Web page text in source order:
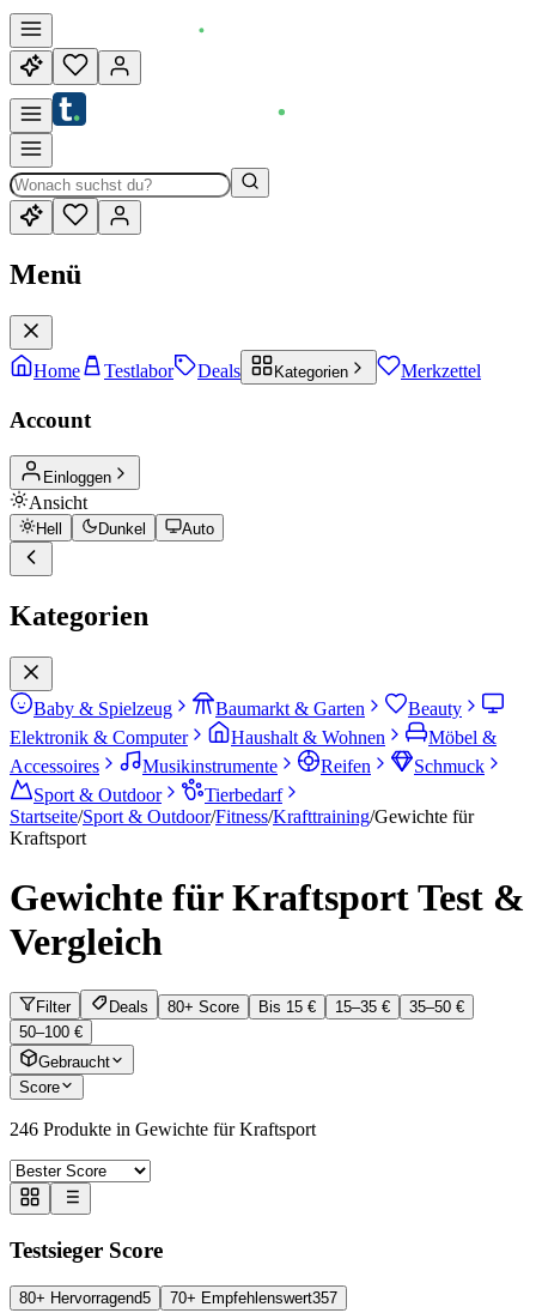
Menü
Home Testlabor Deals Kategorien Merkzettel
Account
Einloggen
Ansicht
Hell Dunkel Auto
Kategorien
Baby & Spielzeug Baumarkt & Garten
Beauty
Elektronik & Computer
Haushalt & Wohnen
Möbel &
Accessoires
Musikinstrumente Reifen
Schmuck
Sport & Outdoor
Tierbedarf
Startseite/Sport & Outdoor/Fitness/Krafttraining/Gewichte für
Kraftsport
Gewichte für KraftsportTest &
Vergleich
Filter Deals 80+ Score Bis 15 € 15–35 €
35–50 €
50–100 €
Gebraucht
Score
246 Produkte in Gewichte für Kraftsport
Testsieger Score
80+ Hervorragend5 70+ Empfehlenswert357